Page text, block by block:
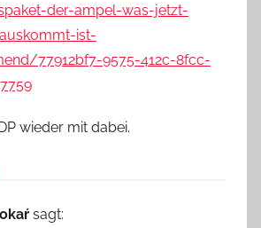
der-ampel-was-jetzt-
ist-
77912bf7-9575-412c-8fcc-
wieder mit dabei.
sagt: